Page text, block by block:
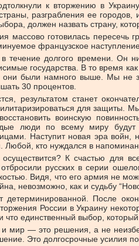
к вторжению в
разграбления ее
должен назвать страну,
массово готовилась
французское
течение долгого времени. Он
государства. В то время
были намного выше. Мы не
30 процентов.
результатом станет
для защиты.
воинскую
люди по всему миру
Наступит новая эра
кто нуждался в
К счастью для
отбросили русских в серии
Видя, что его армия не
невозможно, как и судьбу
После
России в Украину
что единственный выбор,
мир — это решения, а не
Это долгосрочные усилия